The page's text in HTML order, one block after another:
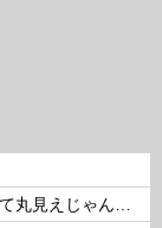
【画像】広瀬すずさん、スケスケすぎて・・全て丸見えじゃん！ 他